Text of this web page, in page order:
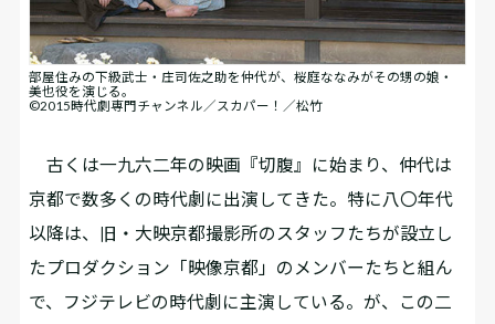
部屋住みの下級武士・庄司佐之助を仲代が、桜庭ななみがその甥の娘・
美也役を演じる。
©2015時代劇専門チャンネル／スカパー！／松竹
古くは一九六二年の映画『切腹』に始まり、仲代は
京都で数多くの時代劇に出演してきた。特に八〇年代
以降は、旧・大映京都撮影所のスタッフたちが設立し
たプロダクション「映像京都」のメンバーたちと組ん
で、フジテレビの時代劇に主演している。が、この二